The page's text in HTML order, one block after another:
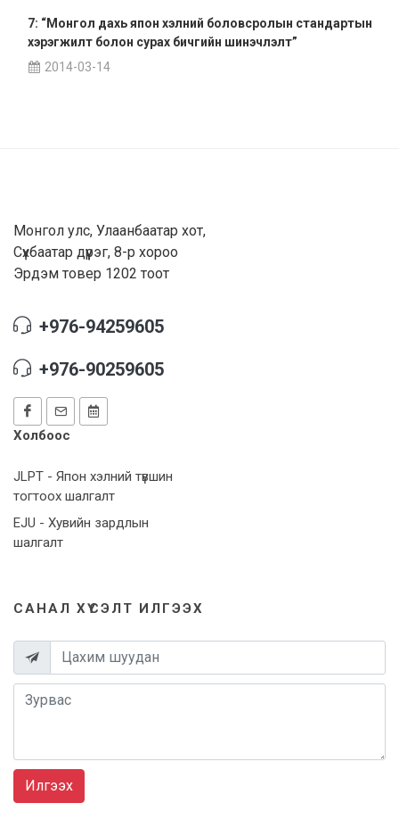
7: “Монгол дахь япон хэлний боловсролын стандартын
хэрэгжилт болон сурах бичгийн шинэчлэлт”
2014-03-14
Монгол улс, Улаанбаатар хот,
Сүхбаатар дүүрэг, 8-р хороо
Эрдэм товер 1202 тоот
+976-94259605
+976-90259605
Холбоос
JLPT - Япон хэлний түвшин
тогтоох шалгалт
EJU - Хувийн зардлын
шалгалт
САНАЛ ХҮСЭЛТ ИЛГЭЭХ
Илгээх